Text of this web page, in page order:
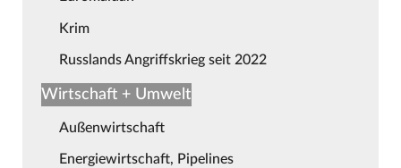
Krim
Russlands Angriffskrieg seit 2022
Wirtschaft + Umwelt
Außenwirtschaft
Energiewirtschaft, Pipelines